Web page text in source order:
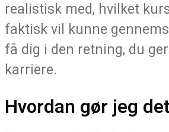
realistisk med, hvilket
faktisk vil kunne
få dig i den retning, du
karriere.
Hvordan gør jeg